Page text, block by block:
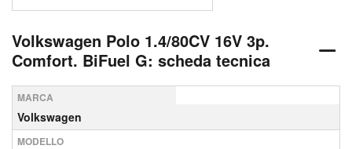
Volkswagen Polo 1.4/80CV 16V 3p.
Comfort. BiFuel G: scheda tecnica
MARCA
Volkswagen
MODELLO